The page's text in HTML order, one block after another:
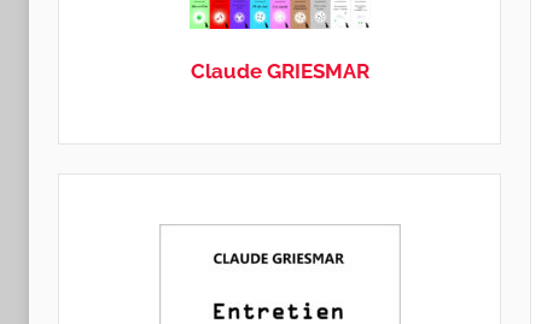
GRIESMAR
Claude GRIESMAR